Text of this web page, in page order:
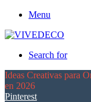
Menu
Search for
Ideas Creativas para
en 2026
Pinterest